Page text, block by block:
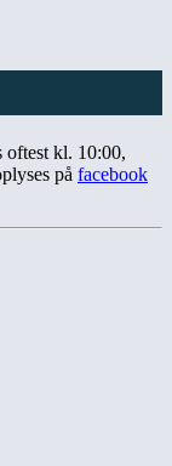
oftest kl. 10:00,
på facebook